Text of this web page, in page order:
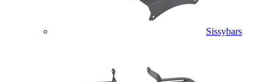
Sissybars